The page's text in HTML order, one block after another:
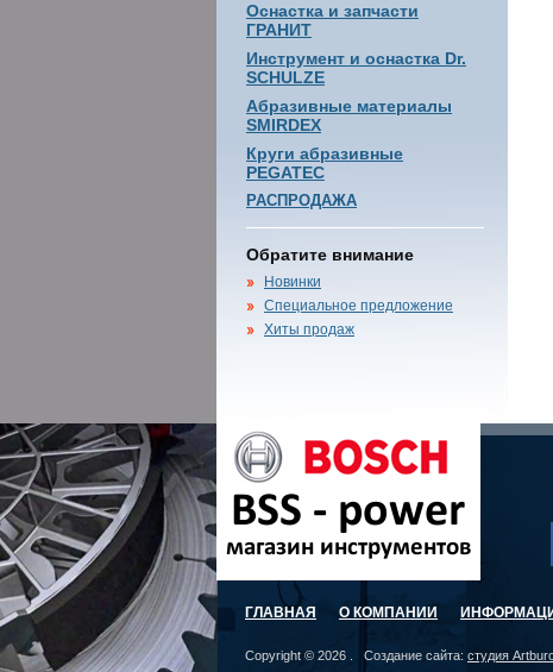
Оснастка и запчасти
ГРАНИТ
Инструмент и оснастка Dr.
SCHULZE
Абразивные материалы
SMIRDEX
Круги абразивные
PEGATEC
РАСПРОДАЖА
Обратите внимание
Новинки
Специальное предложение
Хиты продаж
ГЛАВНАЯ О КОМПАНИИ
Copyright © 2026 . Создание сайта: студия